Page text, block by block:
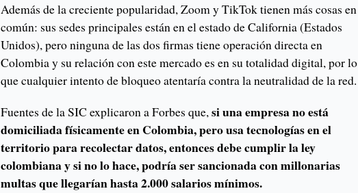
Además de la creciente popularidad, Zoom y TikTok tienen más cosas en
común: sus sedes principales están en el estado de California (Estados
Unidos), pero ninguna de las dos firmas tiene operación directa en
Colombia y su relación con este mercado es en su totalidad digital, por lo
que cualquier intento de bloqueo atentaría contra la neutralidad de la red.
Fuentes de la SIC explicaron a Forbes que,si una empresa no está
domiciliada físicamente en Colombia, pero usa tecnologías en el
territorio para recolectar datos, entonces debe cumplir la ley
colombiana y si no lo hace, podría ser sancionada con millonarias
multas que llegarían hasta 2.000 salarios mínimos.